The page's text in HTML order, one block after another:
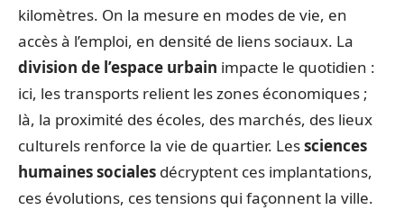
kilomètres. On la mesure en modes de vie, en
accès à l’emploi, en densité de liens sociaux. La
division de l’espace urbain impacte le quotidien :
ici, les transports relient les zones économiques ;
là, la proximité des écoles, des marchés, des lieux
culturels renforce la vie de quartier. Lessciences
humaines sociales décryptent ces implantations,
ces évolutions, ces tensions qui façonnent la ville.